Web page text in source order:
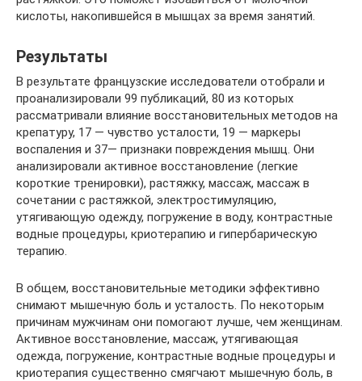
кислоты, накопившейся в мышцах за время занятий.
Результаты
В результате французские исследователи отобрали и
проанализировали 99 публикаций, 80 из которых
рассматривали влияние восстановительных методов на
крепатуру, 17 — чувство усталости, 19 — маркеры
воспаления и 37— признаки повреждения мышц. Они
анализировали активное восстановление (легкие
короткие тренировки), растяжку, массаж, массаж в
сочетании с растяжкой, электростимуляцию,
утягивающую одежду, погружение в воду, контрастные
водные процедуры, криотерапию и гипербарическую
терапию.
В общем, восстановительные методики эффективно
снимают мышечную боль и усталость. По некоторым
причинам мужчинам они помогают лучше, чем женщинам.
Активное восстановление, массаж, утягивающая
одежда, погружение, контрастные водные процедуры и
криотерапия существенно смягчают мышечную боль, в